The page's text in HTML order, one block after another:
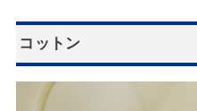
コットン